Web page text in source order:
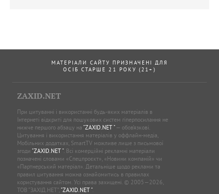
МАТЕРІАЛИ САЙТУ ПРИЗНАЧЕНІ ДЛЯ
ОСІБ СТАРШЕ 21 РОКУ (21+)
ZAXID.NET
При цитуванні і використанні будь-яких матеріалів в
Інтернеті відкриті для пошукових систем гіперпосилання не
нижче першого абзацу на "ZAXID.NET "— обов’язкові.
Цитування і використання матеріалів у оффлайн-медіа,
Мобільних додатках, SmartTV можливе лише з письмової
згоди "ZAXID.NET ". Всі комерційні рекламні матеріали
позначені словами «Спецпроєкт», «Новини компаній» чи
«Партнерський матеріал». Детальніше щодо реклами та
правил цитування можна ознайомитись в правилах
користування сайтом. Усі права захищені. © 2005—2026,
ТОВ “ЗАХІД.НЕТ”, "ZAXID.NET ".